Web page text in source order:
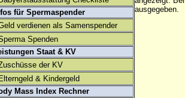
für Spermaspender
verdienen als Samenspender
Spenden
Staat & KV
der KV
Elterngeld & Kindergeld
Mass Index Rechner
ausgegeben.